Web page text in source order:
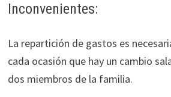
Inconvenientes:
La repartición de gastos es
cada ocasión que hay un cambio
dos miembros de la familia.